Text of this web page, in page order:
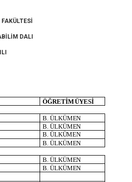
DALI
ÖĞRETİMÜYESİ
B. ÜLKÜMEN
B. ÜLKÜMEN
B. ÜLKÜMEN
B. ÜLKÜMEN
B. ÜLKÜMEN
B. ÜLKÜMEN